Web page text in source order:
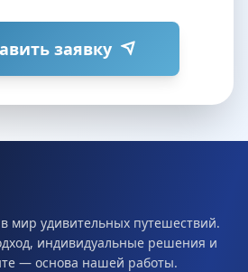
заявку
удивительных путешествий.
индивидуальные решения и
— основа нашей работы.